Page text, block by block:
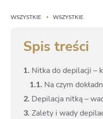
WSZYSTKIE • WSZYSTKIE
Spis treści
1. Nitka do depilacji –
1. 1. Na czym
2. Depilacja nitką –
3. Zalety i wady